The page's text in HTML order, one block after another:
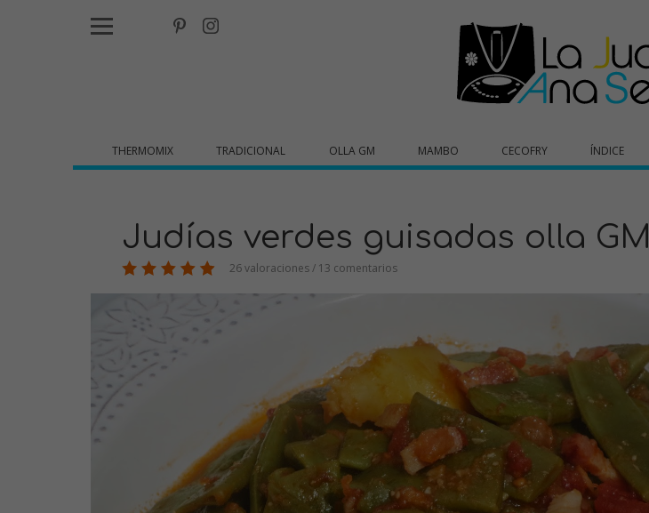
THERMOMIX TRADICIONAL OLLA GM MAMBO CECOFRY ÍNDICE
Judías verdes guisadas olla GM
26 valoraciones / 13 comentarios